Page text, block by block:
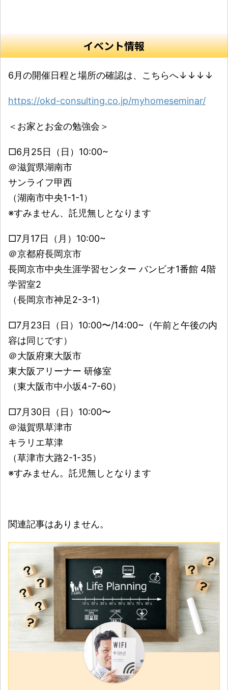
イベント情報
6月の開催日程と場所の確認は、こちらへ↓↓↓↓
https://okd-consulting.co.jp/myhomeseminar/
＜お家とお金の勉強会＞
□6月25日（日）10:00~
＠滋賀県湖南市
サンライフ甲西
（湖南市中央1-1-1）
※すみません、託児無しとなります
□7月17日（月）10:00~
＠京都府長岡京市
長岡京市中央生涯学習センター バンビオ1番館 4階
学習室2
（長岡京市神足2-3-1）
□7月23日（日）10:00〜/14:00~（午前と午後の内
容は同じです）
＠大阪府東大阪市
東大阪アリーナー 研修室
（東大阪市中小坂4-7-60）
□7月30日（日）10:00〜
＠滋賀県草津市
キラリエ草津
（草津市大路2-1-35）
※すみません。託児無しとなります
関連記事はありません。